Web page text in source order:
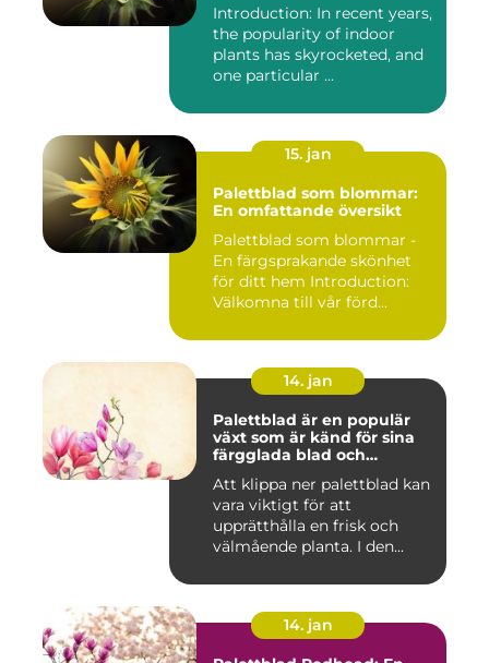
Introduction: In recent years,
the popularity of indoor
plants has skyrocketed, and
one particular ...
15. jan
Palettblad som blommar:
En omfattande översikt
Palettblad som blommar -
En färgsprakande skönhet
för ditt hem Introduction:
Välkomna till vår förd...
14. jan
Palettblad är en populär
växt som är känd för sina
färgglada blad och
prydnadsväxt både
inomhus och utomhus
Att klippa ner palettblad kan
vara viktigt för att
upprätthålla en frisk och
välmående planta. I den...
14. jan